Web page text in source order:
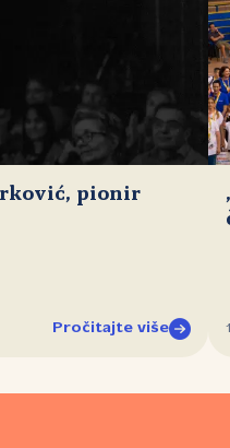
pionir
Pročitajte više